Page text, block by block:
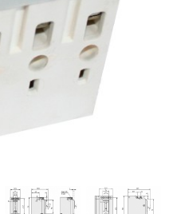
Ширмы
РЗА (шторы)
Штендеры
Щиты
диэлектрические